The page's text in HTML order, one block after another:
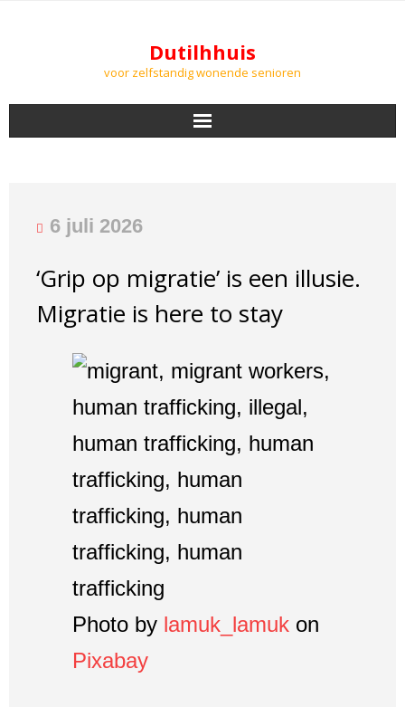
Dutilhhuis
voor zelfstandig wonende senioren
PODCASTS
LUCHTKWALITEIT
6 juli 2026
‘Grip op migratie’ is een illusie.
Migratie is here to stay
Photo by lamuk_lamuk on
Pixabay